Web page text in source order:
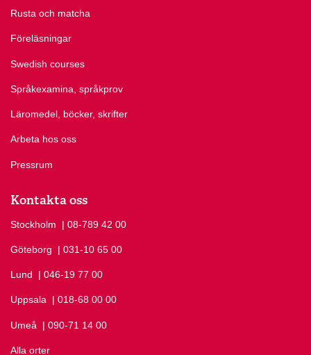
Rusta och matcha
Föreläsningar
Swedish courses
Språkexamina, språkprov
Läromedel, böcker, skrifter
Arbeta hos oss
Pressrum
Kontakta oss
Stockholm Ring Stockholm på
| 08-789 42 00
Göteborg Ring Göteborg på
| 031-10 65 00
Lund Ring Lund på
| 046-19 77 00
Uppsala Ring Uppsala på
| 018-68 00 00
Umeå Ring Umeå på
| 090-71 14 00
Alla orter